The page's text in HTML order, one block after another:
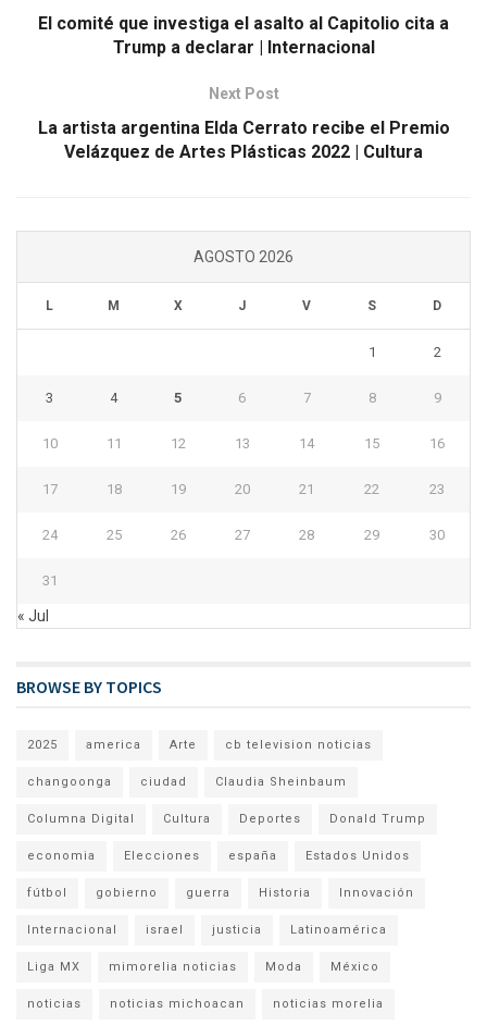
El comité que investiga el asalto al Capitolio cita a
Trump a declarar | Internacional
Next Post
La artista argentina Elda Cerrato recibe el Premio
Velázquez de Artes Plásticas 2022 | Cultura
AGOSTO 2026
L M X J V S D
1 2
3 4 5 6 7 8 9
10 11 12 13 14 15 16
17 18 19 20 21 22 23
24 25 26 27 28 29 30
31
« Jul
BROWSE BY TOPICS
2025 america Arte cb television noticias
changoonga ciudad Claudia Sheinbaum
Columna Digital Cultura Deportes Donald Trump
economia Elecciones españa Estados Unidos
fútbol gobierno guerra Historia Innovación
Internacional israel justicia Latinoamérica
Liga MX mimorelia noticias Moda México
noticias noticias michoacan noticias morelia